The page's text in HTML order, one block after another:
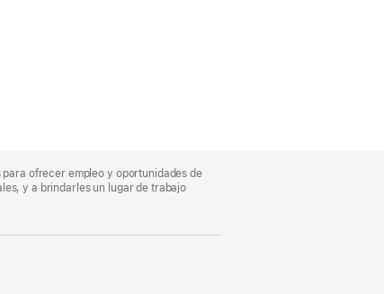
ofrecer empleo y oportunidades de
y a brindarles un lugar de trabajo